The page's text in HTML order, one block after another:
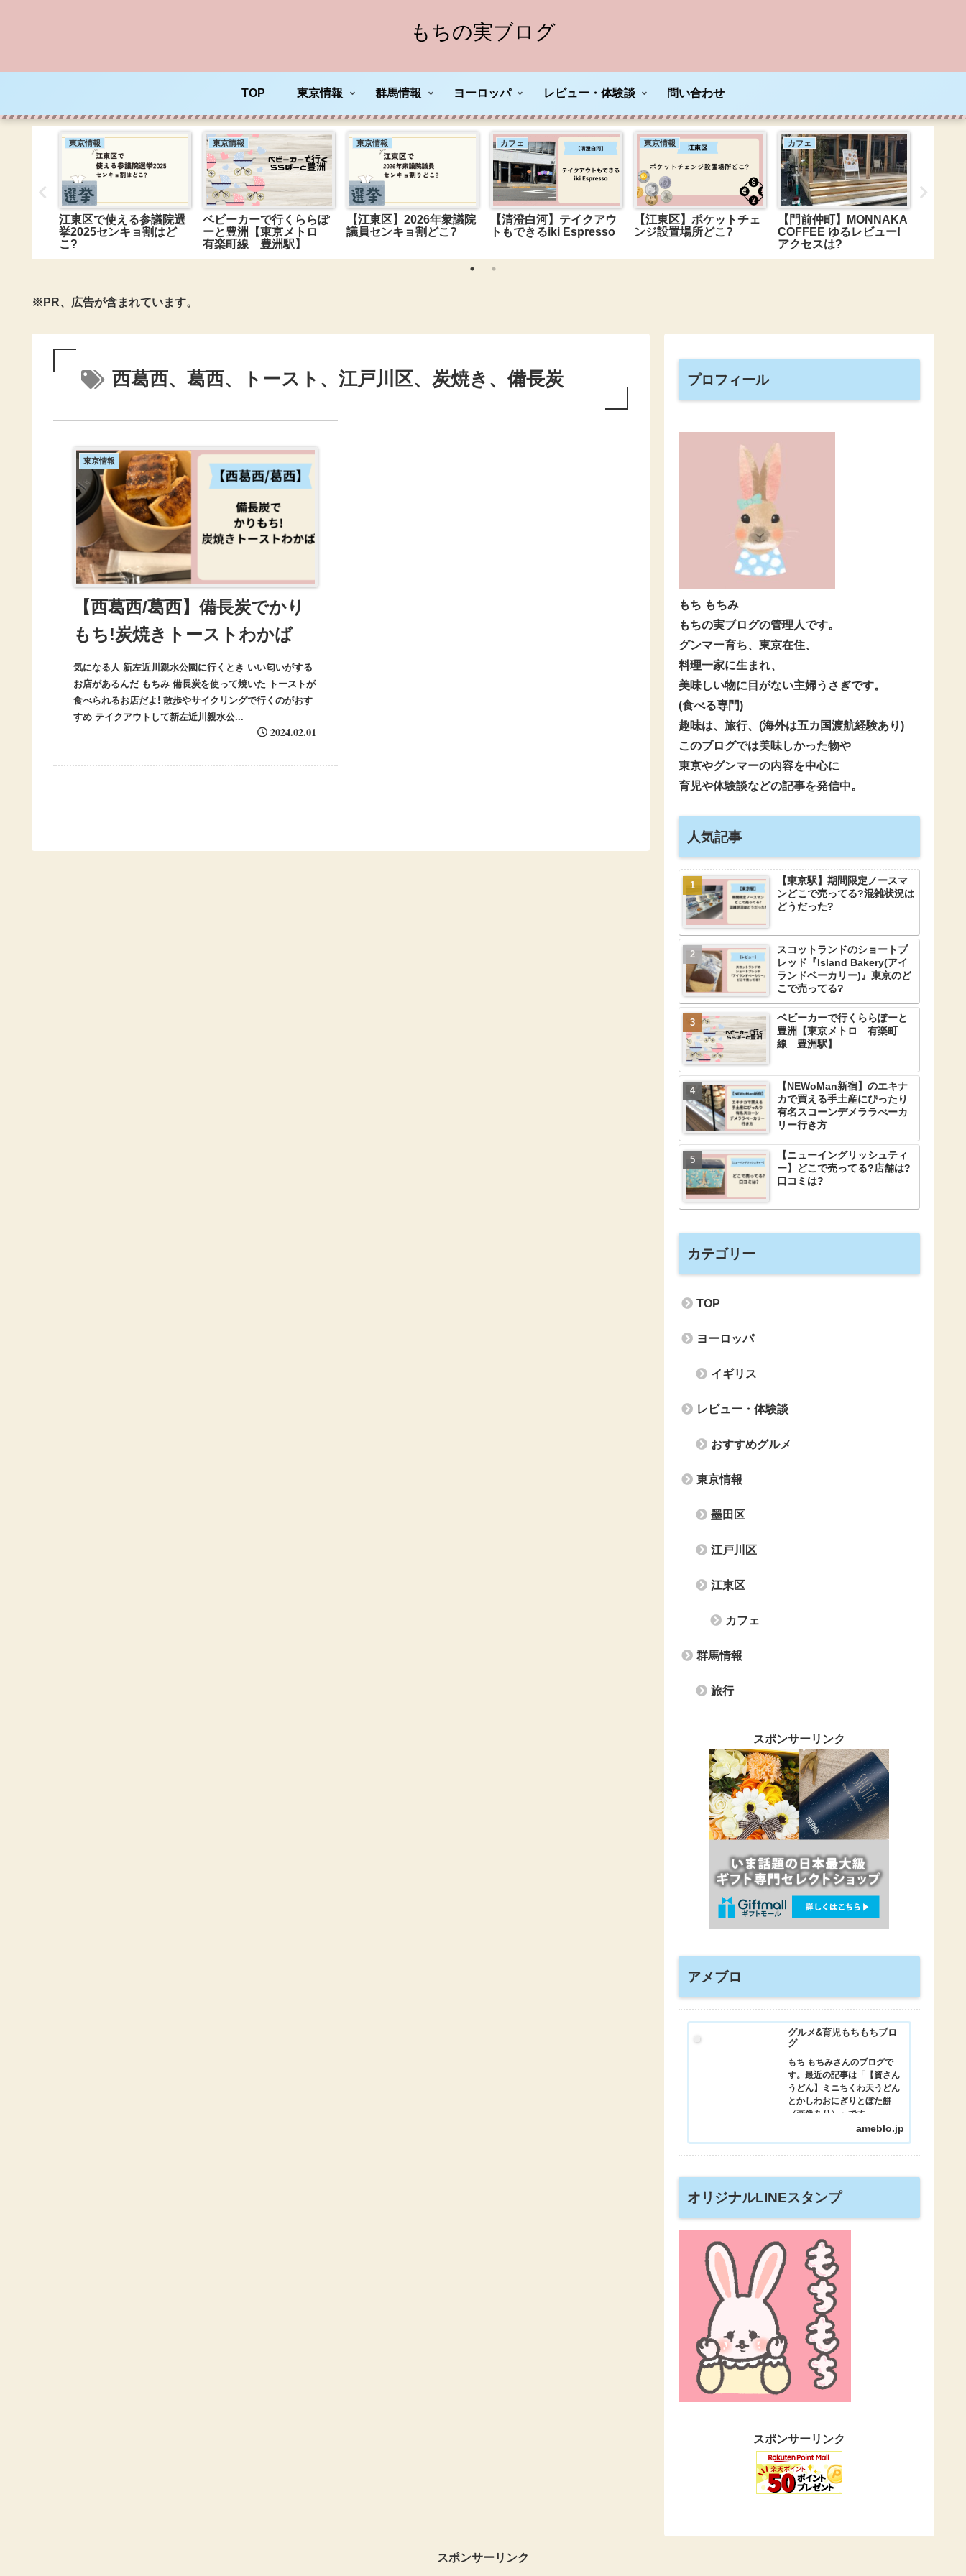
もちの実ブログ
TOP 東京情報 群馬情報 ヨーロッパ レビュー・体験談 問い合わせ
東京情報
江東区で使える参議院選
挙2025センキョ割はど
こ?
東京情報
ベビーカーで行くららぽ
ーと豊洲【東京メトロ
有楽町線 豊洲駅】
東京情報
【江東区】2026年衆議院
議員センキョ割どこ?
カフェ
【清澄白河】テイクアウ
トもできるiki Espresso
東京情報
【江東区】ポケットチェ
ンジ設置場所どこ?
カフェ
【門前仲町】MONNAKA
COFFEE ゆるレビュー!
アクセスは?
け!
※PR、広告が含まれています。
西葛西、葛西、トースト、江戸川区、炭焼き、備長炭
東京情報
【西葛西/葛西】備長炭でかり
もち!炭焼きトーストわかば
気になる人 新左近川親水公園に行くとき いい匂いがする
お店があるんだ もちみ 備長炭を使って焼いた トーストが
食べられるお店だよ! 散歩やサイクリングで行くのがおす
すめ テイクアウトして新左近川親水公...
2024.02.01
プロフィール
もち もちみ
もちの実ブログの管理人です。
グンマー育ち、東京在住、
料理一家に生まれ、
美味しい物に目がない主婦うさぎです。
(食べる専門)
趣味は、旅行、(海外は五カ国渡航経験あり)
このブログでは美味しかった物や
東京やグンマーの内容を中心に
育児や体験談などの記事を発信中。
人気記事
【東京駅】期間限定ノースマ
ンどこで売ってる?混雑状況は
どうだった?
スコットランドのショートブ
レッド『Island Bakery(アイ
ランドベーカリー)』東京のど
こで売ってる?
ベビーカーで行くららぽーと
豊洲【東京メトロ 有楽町
線 豊洲駅】
【NEWoMan新宿】のエキナ
カで買える手土産にぴったり
有名スコーンデメララべーカ
リー行き方
【ニューイングリッシュティ
ー】どこで売ってる?店舗は?
口コミは?
カテゴリー
TOP
ヨーロッパ
イギリス
レビュー・体験談
おすすめグルメ
東京情報
墨田区
江戸川区
江東区
カフェ
群馬情報
旅行
スポンサーリンク
アメブロ
グルメ&育児もちもちブロ
グ
もち もちみさんのブログで
す。最近の記事は「【資さん
うどん】ミニちくわ天うどん
とかしわおにぎりとぼた餅
（画像あり）」です。
ameblo.jp
オリジナルLINEスタンプ
スポンサーリンク
スポンサーリンク